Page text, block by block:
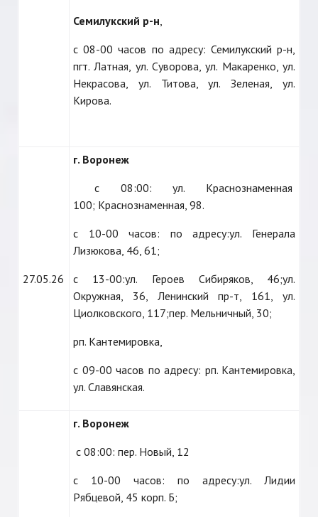
Семилукский р-н,
с 08-00 часов по адресу: Семилукский р-н,
пгт. Латная, ул. Суворова, ул. Макаренко, ул.
Некрасова, ул. Титова, ул. Зеленая, ул.
Кирова.
27.05.26
г. Воронеж
с 08:00: ул. Краснознаменная
100; Краснознаменная, 98.
с 10-00 часов: по адресу:ул. Генерала
Лизюкова, 46, 61;
с 13-00:ул. Героев Сибиряков, 46;ул.
Окружная, 36, Ленинский пр-т, 161, ул.
Циолковского, 117;пер. Мельничный, 30;
рп. Кантемировка,
с 09-00 часов по адресу: рп. Кантемировка,
ул. Славянская.
г. Воронеж
с 08:00: пер. Новый, 12
с 10-00 часов: по адресу:ул. Лидии
Рябцевой, 45 корп. Б;